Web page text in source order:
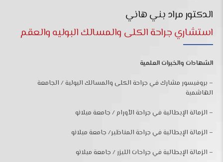
الدكتور مراد بني هاني
استشاري جراحة الكلى والمسالك البوليه والعقم
الشهادات والخبرات العلمية
– بروفيسور مشارك في جراحة الكلى والمسالك البولية / الجامعة
الهاشمية
– الزمالة الإيطالية في جراحة الأورام / جامعة ميلانو
– الزمالة الإيطالية في جراحة المناظير/ جامعة ميلانو
– الزمالة الإيطالية في جراحات الليزر / جامعة ميلانو